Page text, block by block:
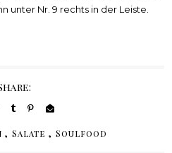
unter Nr. 9 rechts in der Leiste.
, Salate , Soulfood